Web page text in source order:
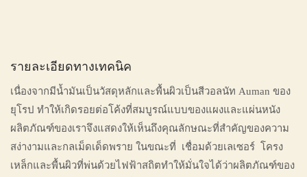
รายละเอียดทางเทคนิค
เนื่องจากมีน้ำมันเป็นวัสดุหลักและพื้นผิวเป็นสีวอลนัท Auman ของ
ยุโรป ทำให้เกิดรอยต่อโค้งที่สมบูรณ์แบบของแผงและแผ่นหนัง
ผลิตภัณฑ์ของเราจึงแสดงให้เห็นถึงคุณลักษณะที่สำคัญของความ
สง่างามและกลเม็ดเด็ดพราย ในขณะที่ เชื่อมด้วยเลเซอร์ โครง
เหล็กและพื้นผิวที่พ่นด้วยไฟฟ้าสถิตทำให้มั่นใจได้ว่าผลิตภัณฑ์ของ